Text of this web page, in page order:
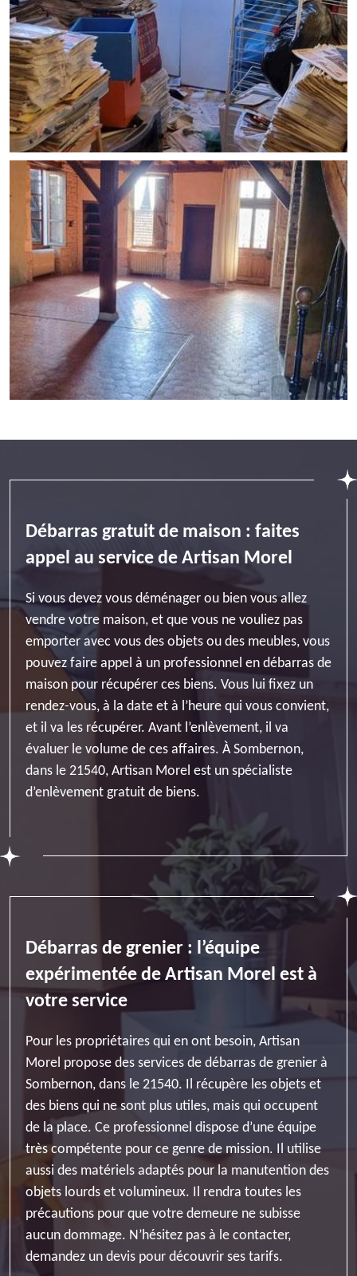
Débarras gratuit de maison : faites
appel au service de Artisan Morel
Si vous devez vous déménager ou bien vous allez
vendre votre maison, et que vous ne vouliez pas
emporter avec vous des objets ou des meubles, vous
pouvez faire appel à un professionnel en débarras de
maison pour récupérer ces biens. Vous lui fixez un
rendez-vous, à la date et à l’heure qui vous convient,
et il va les récupérer. Avant l’enlèvement, il va
évaluer le volume de ces affaires. À Sombernon,
dans le 21540, Artisan Morel est un spécialiste
d’enlèvement gratuit de biens.
Débarras de grenier : l’équipe
expérimentée de Artisan Morel est à
votre service
Pour les propriétaires qui en ont besoin, Artisan
Morel propose des services de débarras de grenier à
Sombernon, dans le 21540. Il récupère les objets et
des biens qui ne sont plus utiles, mais qui occupent
de la place. Ce professionnel dispose d’une équipe
très compétente pour ce genre de mission. Il utilise
aussi des matériels adaptés pour la manutention des
objets lourds et volumineux. Il rendra toutes les
précautions pour que votre demeure ne subisse
aucun dommage. N’hésitez pas à le contacter,
demandez un devis pour découvrir ses tarifs.